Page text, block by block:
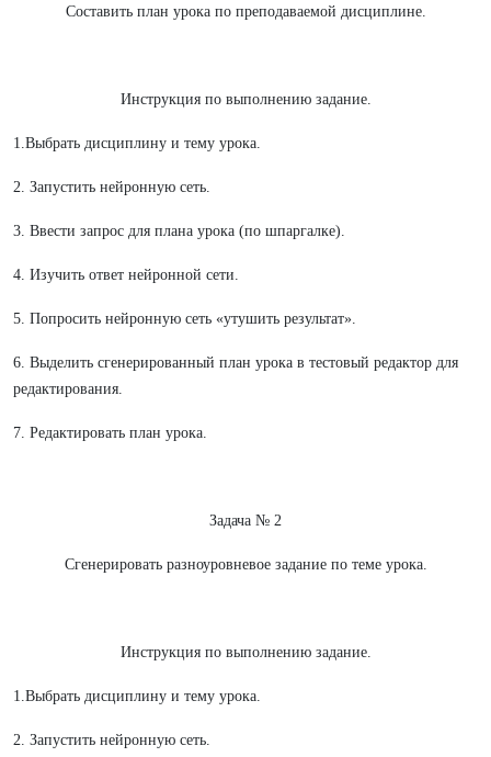
Составить план урока по преподаваемой дисциплине.
Инструкция по выполнению задание.
1.Выбрать дисциплину и тему урока.
2. Запустить нейронную сеть.
3. Ввести запрос для плана урока (по шпаргалке).
4. Изучить ответ нейронной сети.
5. Попросить нейронную сеть «утушить результат».
6. Выделить сгенерированный план урока в тестовый редактор для
редактирования.
7. Редактировать план урока.
Задача № 2
Сгенерировать разноуровневое задание по теме урока.
Инструкция по выполнению задание.
1.Выбрать дисциплину и тему урока.
2. Запустить нейронную сеть.